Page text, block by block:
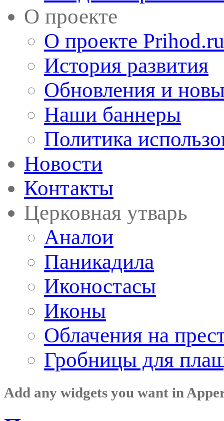
О проекте
О проекте Prihod.ru
История развития
Обновления и
Наши баннеры
Политика
Новости
Контакты
Церковная утварь
Аналои
Паникадила
Иконостасы
Иконы
Облачения на
Гробницы для
Add any widgets you want in